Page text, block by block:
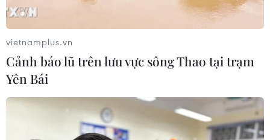
bào gốc trong khám chữa bệnh, làm
đẹp
07/08/2026 03:03
Thắp lên hy vọng cho bệnh nhân
nghèo từ 'phòng khám 0 đồng' ở An
07/08/2026 02:00
vietnamplus.vn
Cảnh báo lũ trên lưu vực sông Thao tại trạm
Yên Bái